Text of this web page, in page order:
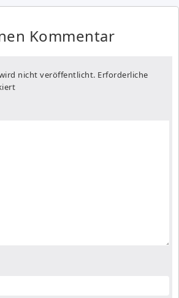
Kommentar
nicht veröffentlicht. Erforderliche